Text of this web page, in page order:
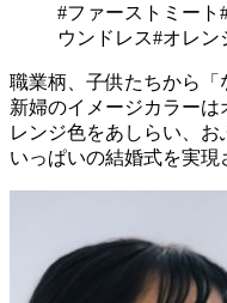
#ファーストミート
ウンドレス#オレン
職業柄、子供たちから
新婦のイメージカラー
レンジ色をあしらい、
いっぱいの結婚式を実現